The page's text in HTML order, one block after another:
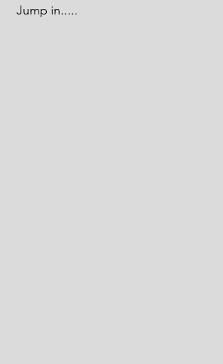
Jump in.....